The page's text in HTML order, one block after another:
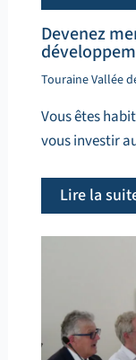
Devenez
Touraine Vallée
Vous êtes
vous investir
Lire la